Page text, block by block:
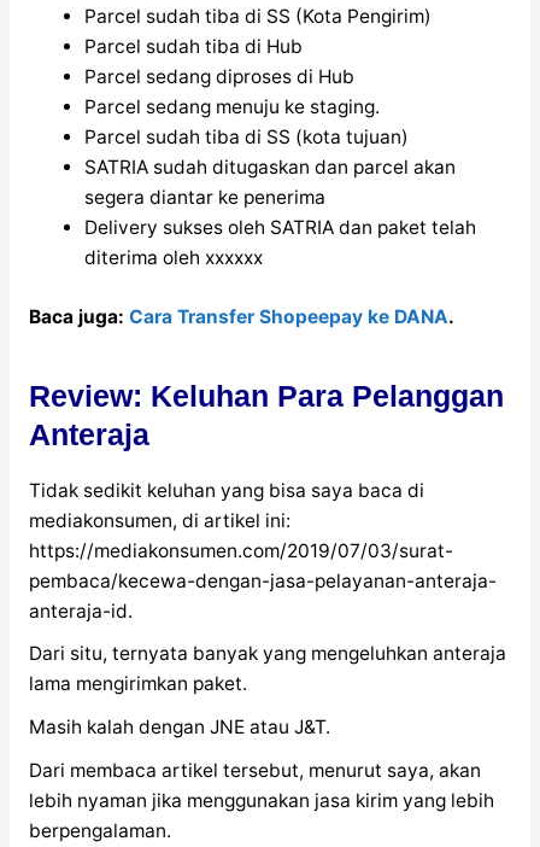
Parcel sudah tiba di SS (Kota Pengirim)
Parcel sudah tiba di Hub
Parcel sedang diproses di Hub
Parcel sedang menuju ke staging.
Parcel sudah tiba di SS (kota tujuan)
SATRIA sudah ditugaskan dan parcel akan
segera diantar ke penerima
Delivery sukses oleh SATRIA dan paket telah
diterima oleh xxxxxx
Baca juga: Cara Transfer Shopeepay ke DANA.
Review: Keluhan Para Pelanggan
Anteraja
Tidak sedikit keluhan yang bisa saya baca di
mediakonsumen, di artikel ini:
https://mediakonsumen.com/2019/07/03/surat-
pembaca/kecewa-dengan-jasa-pelayanan-anteraja-
anteraja-id.
Dari situ, ternyata banyak yang mengeluhkan anteraja
lama mengirimkan paket.
Masih kalah dengan JNE atau J&T.
Dari membaca artikel tersebut, menurut saya, akan
lebih nyaman jika menggunakan jasa kirim yang lebih
berpengalaman.